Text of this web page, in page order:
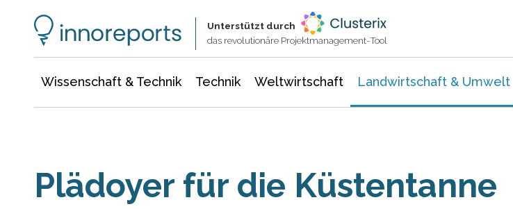
Unterstützt durch
das revolutionäre Projektmanagement-Tool
Wissenschaft & Technik Technik Weltwirtschaft Landwirtschaft & Umwelt
Plädoyer für die Küstentanne